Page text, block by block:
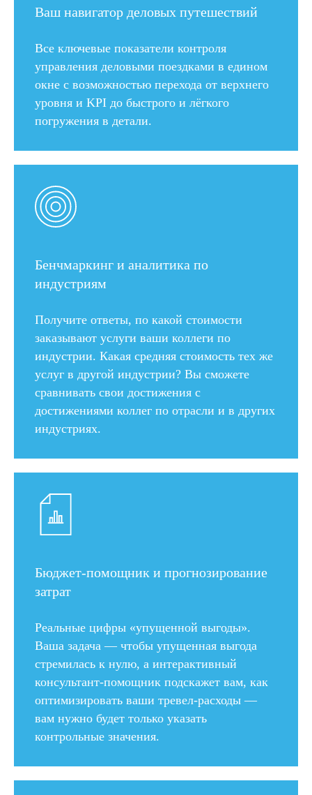
Ваш навигатор деловых путешествий
Все ключевые показатели контроля
управления деловыми поездками в едином
окне с возможностью перехода от верхнего
уровня и KPI до быстрого и лёгкого
погружения в детали.
Бенчмаркинг и аналитика по
индустриям
Получите ответы, по какой стоимости
заказывают услуги ваши коллеги по
индустрии. Какая средняя стоимость тех же
услуг в другой индустрии? Вы сможете
сравнивать свои достижения с
достижениями коллег по отрасли и в других
индустриях.
Бюджет-помощник и прогнозирование
затрат
Реальные цифры «упущенной выгоды».
Ваша задача — чтобы упущенная выгода
стремилась к нулю, а интерактивный
консультант-помощник подскажет вам, как
оптимизировать ваши тревел-расходы —
вам нужно будет только указать
контрольные значения.